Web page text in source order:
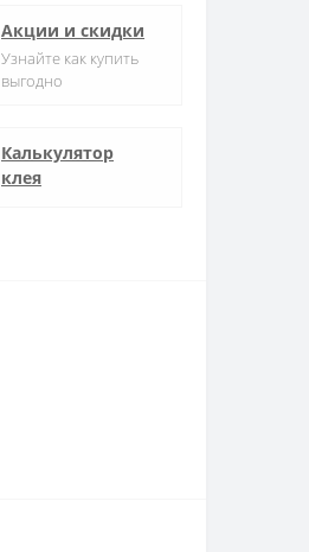
Акции и скидки
Узнайте как купить
выгодно
Калькулятор
клея